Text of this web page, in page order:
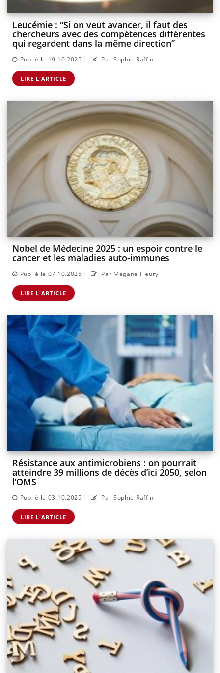
Leucémie : “Si on veut avancer, il faut des
chercheurs avec des compétences différentes
qui regardent dans la même direction”
Publié le 19.10.2025 | Par Sophie Raffin
LIRE L'ARTICLE
Nobel de Médecine 2025 : un espoir contre le
cancer et les maladies auto-immunes
Publié le 07.10.2025 | Par Mégane Fleury
LIRE L'ARTICLE
Résistance aux antimicrobiens : on pourrait
atteindre 39 millions de décès d’ici 2050, selon
l’OMS
Publié le 03.10.2025 | Par Sophie Raffin
LIRE L'ARTICLE